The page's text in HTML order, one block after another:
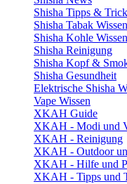
Shisha Tipps &
Shisha Tabak Wissen
Shisha Kohle Wissen
Shisha Reinigung
Shisha Kopf &
Shisha Gesundheit
Elektrische Shisha
Vape Wissen
XKAH Guide
XKAH - Modi und
XKAH - Reinigung
XKAH - Outdoor
XKAH - Hilfe und
XKAH - Tipps und